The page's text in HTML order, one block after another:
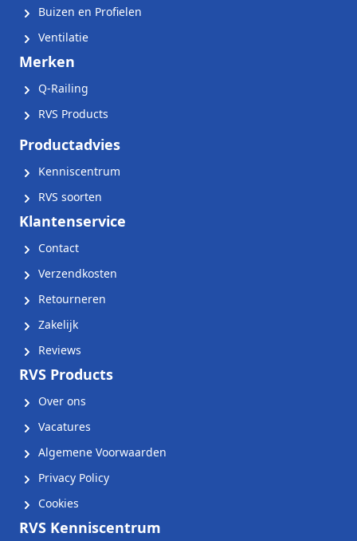
Buizen en Profielen
Ventilatie
Merken
Q-Railing
RVS Products
Productadvies
Kenniscentrum
RVS soorten
Klantenservice
Contact
Verzendkosten
Retourneren
Zakelijk
Reviews
RVS Products
Over ons
Vacatures
Algemene Voorwaarden
Privacy Policy
Cookies
RVS Kenniscentrum